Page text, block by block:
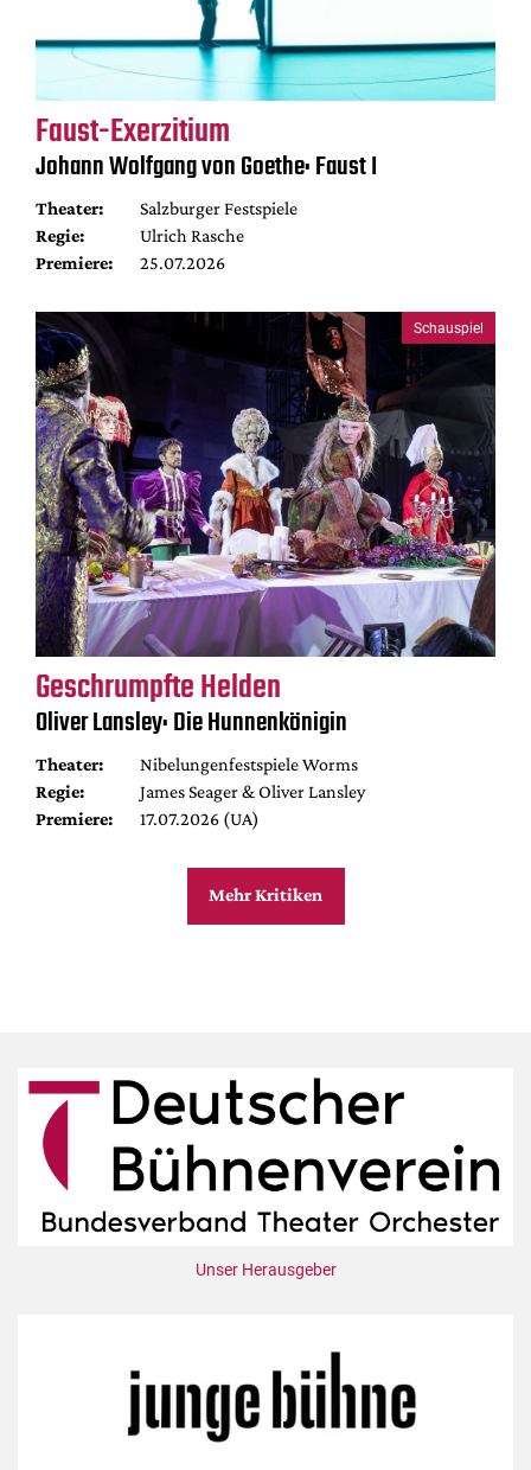
Faust-Exerzitium
Johann Wolfgang von Goethe: Faust I
Theater:
Salzburger Festspiele
Regie:
Ulrich Rasche
Premiere:
25.07.2026
Schauspiel
Geschrumpfte Helden
Oliver Lansley: Die Hunnenkönigin
Theater:
Nibelungenfestspiele Worms
Regie:
James Seager & Oliver Lansley
Premiere:
17.07.2026 (UA)
Mehr Kritiken
Unser Herausgeber